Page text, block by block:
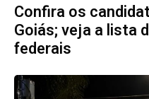
Confira os
Goiás; veja a lista
federais